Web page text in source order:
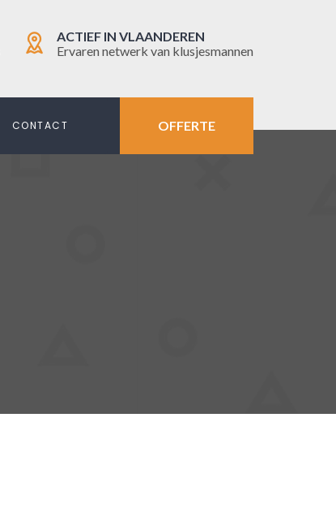
ACTIEF IN VLAANDEREN
Ervaren netwerk van klusjesmannen
CONTACT OFFERTE